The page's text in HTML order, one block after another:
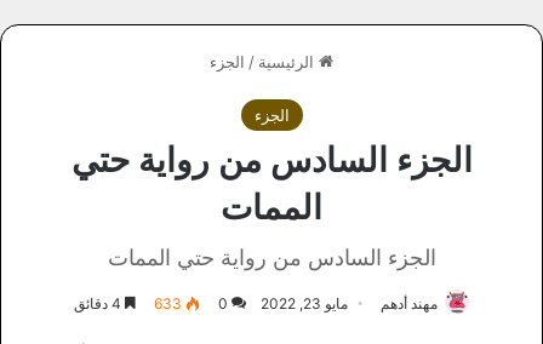
الرئيسية / الجزء
الجزء
الجزء السادس من رواية حتي
الممات
الجزء السادس من رواية حتي الممات
مهند أدهم مايو 23, 2022 0
633